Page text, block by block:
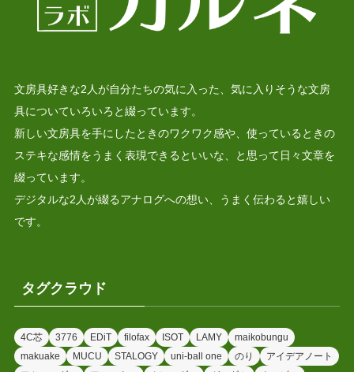
文房具好きな2人が自分たちの気に入った、気に入りそうな文房
具についていろいろと綴っています。
新しい文房具を手にしたときのワクワク感や、使っているときの
ステキな感情をうまく表現できるといいな、と思って日々文章を
綴っています。
デジタルな2人が綴るアナログへの想い、うまく伝わると嬉しい
です。
タグクラウド
4C芯 3776 EDiT filofax ISOT LAMY
maikobungu
makuake
MUCU STALOGY uni-ball one のり
アイデアノート